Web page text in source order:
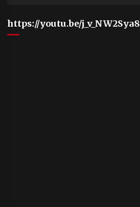
https://youtu.be/j_v_NW2Sya8